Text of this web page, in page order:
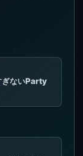
ぎないParty